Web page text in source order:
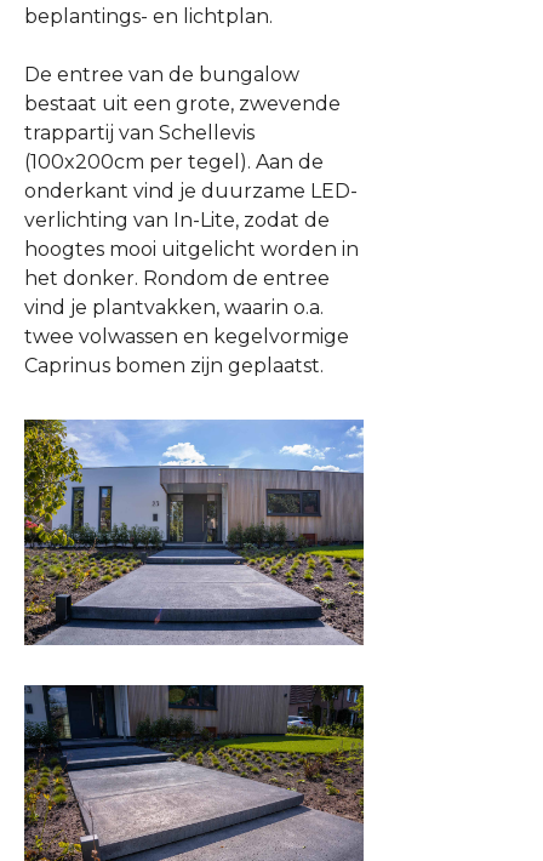
beplantings- en lichtplan.
De entree van de bungalow
bestaat uit een grote, zwevende
trappartij van Schellevis
(100x200cm per tegel). Aan de
onderkant vind je duurzame LED-
verlichting van In-Lite, zodat de
hoogtes mooi uitgelicht worden in
het donker. Rondom de entree
vind je plantvakken, waarin o.a.
twee volwassen en kegelvormige
Caprinus bomen zijn geplaatst.